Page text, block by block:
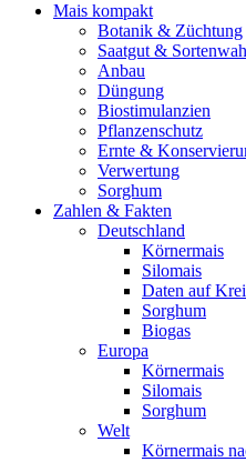
Mais kompakt
Botanik & Züchtung
Saatgut &
Anbau
Düngung
Biostimulanzien
Pflanzenschutz
Ernte &
Verwertung
Sorghum
Zahlen & Fakten
Deutschland
Körnermais
Silomais
Daten auf
Sorghum
Biogas
Europa
Körnermais
Silomais
Sorghum
Welt
Körnermais